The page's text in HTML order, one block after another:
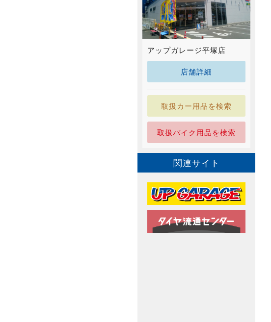
アップガレージ平塚店
店舗詳細
取扱カー用品を検索
取扱バイク用品を検索
関連サイト